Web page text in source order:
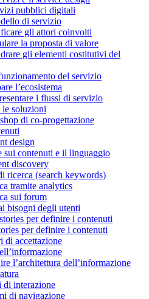
pubblici digitali
di servizio
gli attori coinvolti
la proposta di valore
gli elementi costitutivi del
del servizio
l’ecosistema
i flussi di servizio
le soluzioni
di co-progettazione
design
sui contenuti e il linguaggio
discovery
ricerca (search keywords)
tramite analytics
sui forum
bisogni degli utenti
per definire i contenuti
per definire i contenuti
di accettazione
l’architettura dell’informazione
di interazione
di navigazione